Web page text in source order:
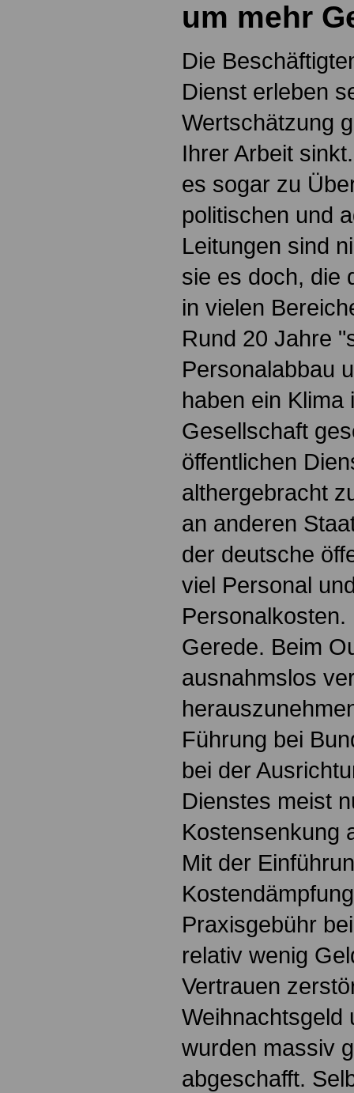
um mehr
Die
Dienst erleben
Wertschätzung
Ihrer Arbeit
es sogar zu
politischen und
Leitungen sind
sie es doch, die
in vielen
Rund 20 Jahre
Personalabbau
haben ein Klima
Gesellschaft
öffentlichen
althergebracht
an anderen
der deutsche
viel Personal
Gerede. Beim
ausnahmslos
Führung bei
bei der
Dienstes meist
Kostensenkung
Mit der
Praxisgebühr
relativ wenig
Vertrauen
Weihnachtsgeld
wurden massiv
abgeschafft.